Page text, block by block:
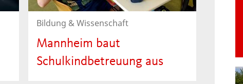
Bildung & Wissenschaft
Mannheim baut
Schulkindbetreuung aus